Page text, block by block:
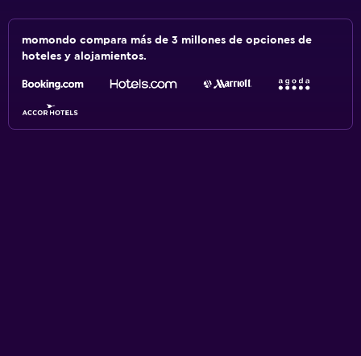
momondo compara más de 3 millones de opciones de
hoteles y alojamientos.